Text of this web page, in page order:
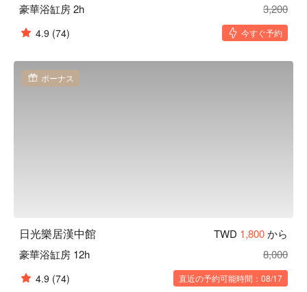
豪華浴缸房 2h
3,200
4.9 (74) 今すぐ予約
ボーナス
日光樂居漢中館 TWD 1,800から
豪華浴缸房 12h
8,000
4.9 (74) 直近の予約可能時間：08/17